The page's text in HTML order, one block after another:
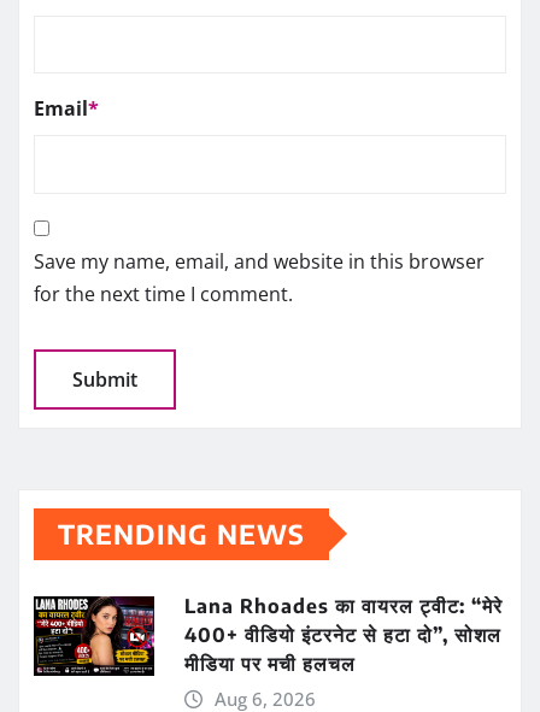
Email*
Save my name, email, and website in this browser
for the next time I comment.
TRENDING NEWS
Lana Rhoades का वायरल ट्वीट: “मेरे
400+ वीडियो इंटरनेट से हटा दो”, सोशल
मीडिया पर मची हलचल
Aug 6, 2026